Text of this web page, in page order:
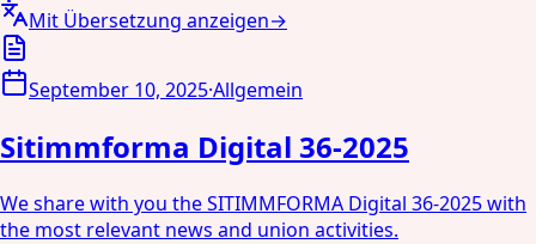
Mit Übersetzung anzeigen→
September 10, 2025·Allgemein
Sitimmforma Digital 36-2025
We share with you the SITIMMFORMA Digital 36-2025 with
the most relevant news and union activities.